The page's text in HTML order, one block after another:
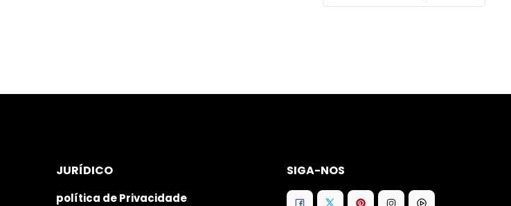
JURÍDICO
política de Privacidade
SIGA-NOS